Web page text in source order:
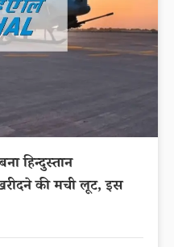
हिन्दुस्तान
की मची लूट, इस